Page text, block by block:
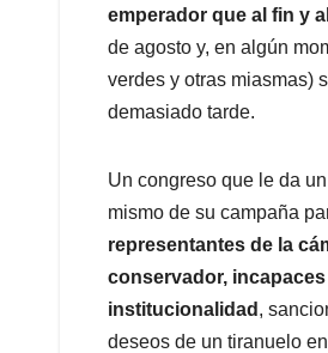
emperador que al fin y
de agosto y, en algún
verdes y otras miasmas)
demasiado tarde.
Un congreso que le da
mismo de su campaña
representantes de la
conservador,
institucionalidad ,
deseos de un tiranuelo